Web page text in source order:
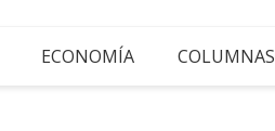
ECONOMÍA COLUMNAS